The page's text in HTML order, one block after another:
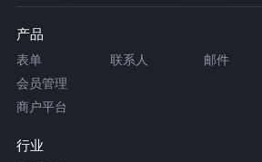
产品
表单 联系人 邮件
会员管理
商户平台
行业